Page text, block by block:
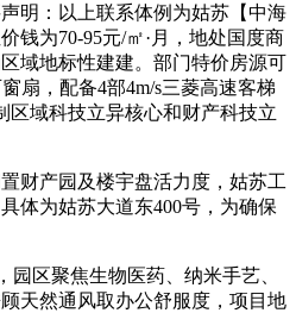
明：以上联系体例为姑苏【中海
钱为70-95元/㎡·月，地处国度商
域地标性建建。部门特价房源可
扇，配备4部4m/s三菱高速客梯
区域科技立异核心和财产科技立
产园及楼宇盘活力度，姑苏工
体为姑苏大道东400号，为确保
区聚焦生物医药、纳米手艺、
天然通风取办公舒服度，项目地